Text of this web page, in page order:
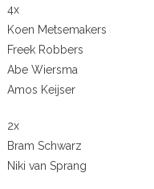
4x
Koen Metsemakers
Freek Robbers
Abe Wiersma
Amos Keijser
2x
Bram Schwarz
Niki van Sprang